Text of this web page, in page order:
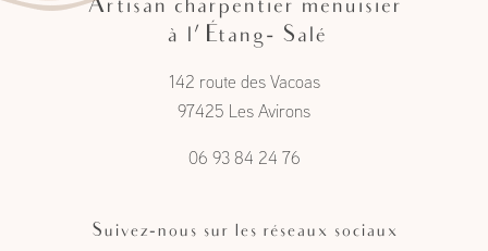
Artisan charpentier menuisier
à l'Étang- Salé
142 route des Vacoas
97425 Les Avirons
06 93 84 24 76
Suivez-nous sur les réseaux sociaux